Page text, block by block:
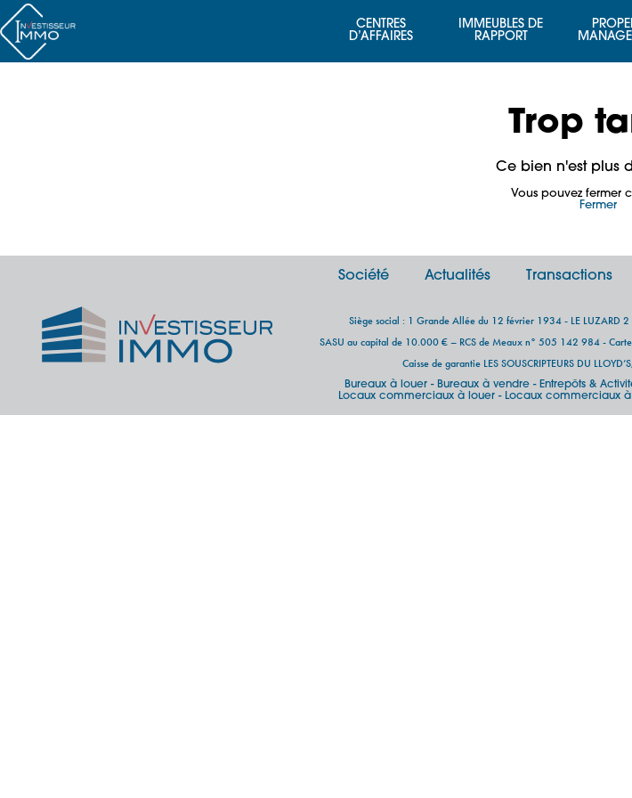
CENTRES
D’AFFAIRES
IMMEUBLES DE
RAPPORT
Trop
Ce bien n'est plus
Vous pouvez fermer
Fermer
Société Actualités Transactions
Siège social : 1 Grande Allée du 12 février 1934 - LE
SASU au capital de 10.000 € – RCS de Meaux n° 505 142 984 -
Caisse de garantie LES SOUSCRIPTEURS DU
Bureaux à louer - Bureaux à vendre - Entrepôts &
Locaux commerciaux à louer- Locaux commerciaux